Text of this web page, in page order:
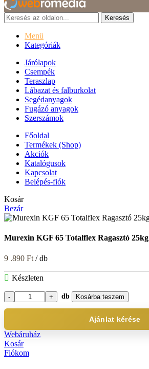
Keresés
Menü
Kategóriák
Járólapok
Csempék
Teraszlap
Lábazat és falburkolat
Segédanyagok
Fugázó anyagok
Szerszámok
Főoldal
Termékek (Shop)
Akciók
Katalógusok
Kapcsolat
Belépés-fiók
Kosár
Bezár
Murexin KGF 65 Totalflex Ragasztó 25kg
9 .890 Ft / db
Készleten
Murexin
KGF
Totalflex
Ragasztó
25kg
mennyiség
db Kosárba teszem
Ajánlat kérése
Webáruház
Kosár
Fiókom